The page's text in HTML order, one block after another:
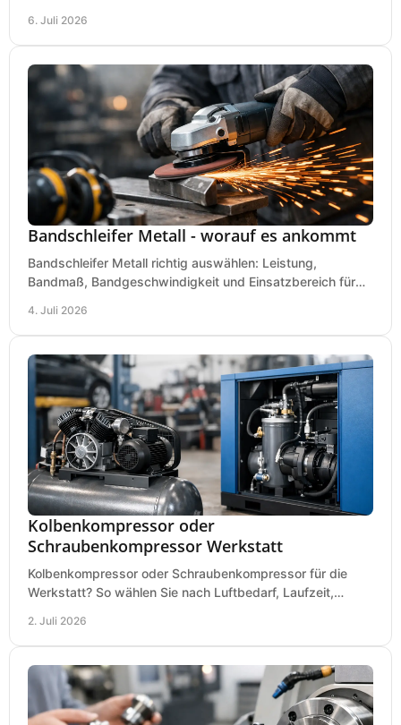
6. Juli 2026
Bandschleifer Metall - worauf es ankommt
Bandschleifer Metall richtig auswählen: Leistung,
Bandmaß, Bandgeschwindigkeit und Einsatzbereich für
4. Juli 2026
Kolbenkompressor oder
Schraubenkompressor Werkstatt
Kolbenkompressor oder Schraubenkompressor für die
Werkstatt? So wählen Sie nach Luftbedarf, Laufzeit,
2. Juli 2026